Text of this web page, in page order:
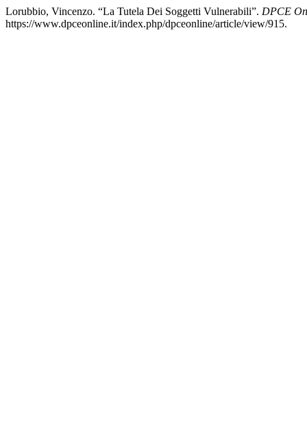
Lorubbio, Vincenzo. “La Tutela Dei Soggetti Vulnerabili”. DPCE
https://www.dpceonline.it/index.php/dpceonline/article/view/915.